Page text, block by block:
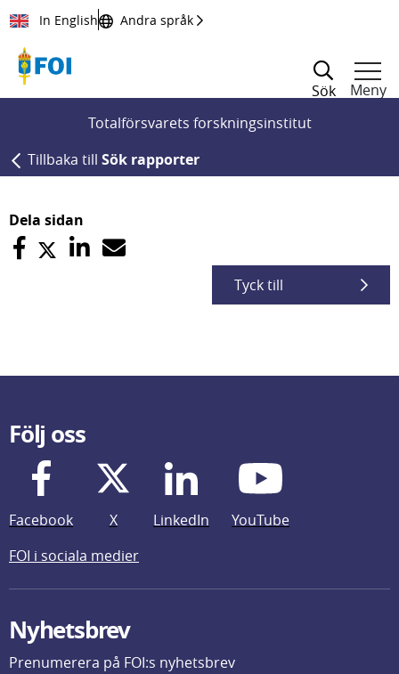
Till innehållet
In English Andra språk
Sök
Meny
Totalförsvarets forskningsinstitut
Tillbaka till Sök rapporter
Dela sidan
Tyck till
Följ oss
Facebook X LinkedIn
YouTube
FOI i sociala medier
Nyhetsbrev
Prenumerera på FOI:s nyhetsbrev